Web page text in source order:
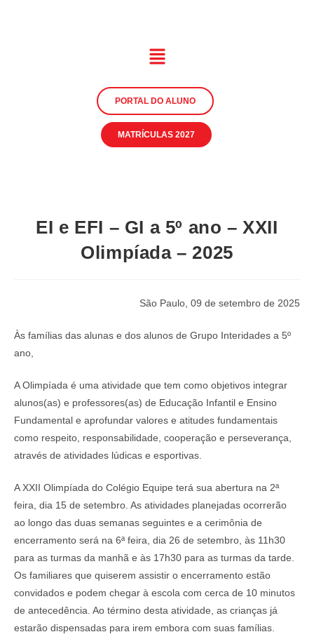
PORTAL DO ALUNO
MATRÍCULAS 2027
EI e EFI – GI a 5º ano – XXII
Olimpíada – 2025
São Paulo, 09 de setembro de 2025
Às famílias das alunas e dos alunos de Grupo Interidades a 5º
ano,
A Olimpíada é uma atividade que tem como objetivos integrar
alunos(as) e professores(as) de Educação Infantil e Ensino
Fundamental e aprofundar valores e atitudes fundamentais
como respeito, responsabilidade, cooperação e perseverança,
através de atividades lúdicas e esportivas.
A XXII Olimpíada do Colégio Equipe terá sua abertura na 2ª
feira, dia 15 de setembro. As atividades planejadas ocorrerão
ao longo das duas semanas seguintes e a cerimônia de
encerramento será na 6ª feira, dia 26 de setembro, às 11h30
para as turmas da manhã e às 17h30 para as turmas da tarde.
Os familiares que quiserem assistir o encerramento estão
convidados e podem chegar à escola com cerca de 10 minutos
de antecedência. Ao término desta atividade, as crianças já
estarão dispensadas para irem embora com suas famílias.